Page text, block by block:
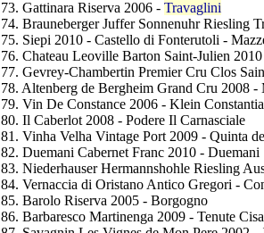
73. Gattinara Riserva 2006 - Travaglini
74. Brauneberger Juffer Sonnenuhr Riesling
75. Siepi 2010 - Castello di Fonterutoli -
76. Chateau Leoville Barton Saint-Julien 2010
77. Gevrey-Chambertin Premier Cru Clos
78. Altenberg de Bergheim Grand Cru 2008 -
79. Vin De Constance 2006 - Klein Constantia
80. Il Caberlot 2008 - Podere Il Carnasciale
81. Vinha Velha Vintage Port 2009 - Quinta
82. Duemani Cabernet Franc 2010 - Duemani
83. Niederhauser Hermannshohle Riesling
84. Vernaccia di Oristano Antico Gregori -
85. Barolo Riserva 2005 - Borgogno
86. Barbaresco Martinenga 2009 - Tenute